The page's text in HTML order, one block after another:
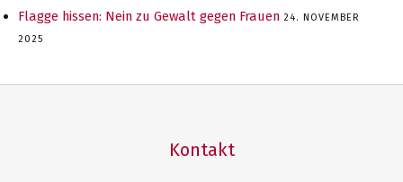
Flagge hissen: Nein zu Gewalt gegen Frauen 24. NOVEMBER
2025
Kontakt